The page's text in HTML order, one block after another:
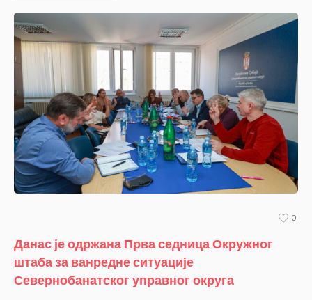
0
Данас је одржана Прва седница Окружног
штаба за ванредне ситуације
Севернобанатског управног округа